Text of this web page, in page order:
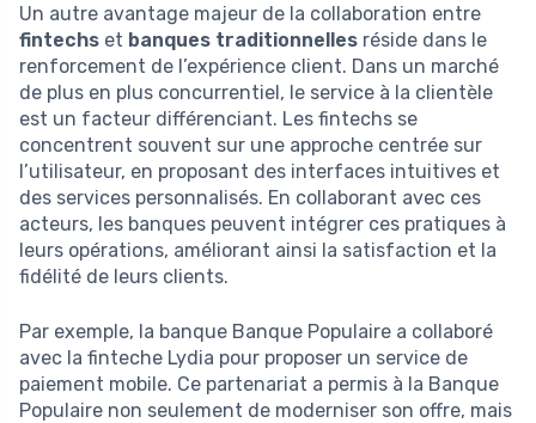
Un autre avantage majeur de la collaboration entre
fintechs et banques traditionnelles réside dans le
renforcement de l’expérience client. Dans un marché
de plus en plus concurrentiel, le service à la clientèle
est un facteur différenciant. Les fintechs se
concentrent souvent sur une approche centrée sur
l’utilisateur, en proposant des interfaces intuitives et
des services personnalisés. En collaborant avec ces
acteurs, les banques peuvent intégrer ces pratiques à
leurs opérations, améliorant ainsi la satisfaction et la
fidélité de leurs clients.
Par exemple, la banque Banque Populaire a collaboré
avec la finteche Lydia pour proposer un service de
paiement mobile. Ce partenariat a permis à la Banque
Populaire non seulement de moderniser son offre, mais